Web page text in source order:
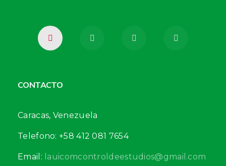
CONTACTO
Caracas, Venezuela
Telefono: +58 412 081 7654
Email: lauicomcontroldeestudios@gmail.com